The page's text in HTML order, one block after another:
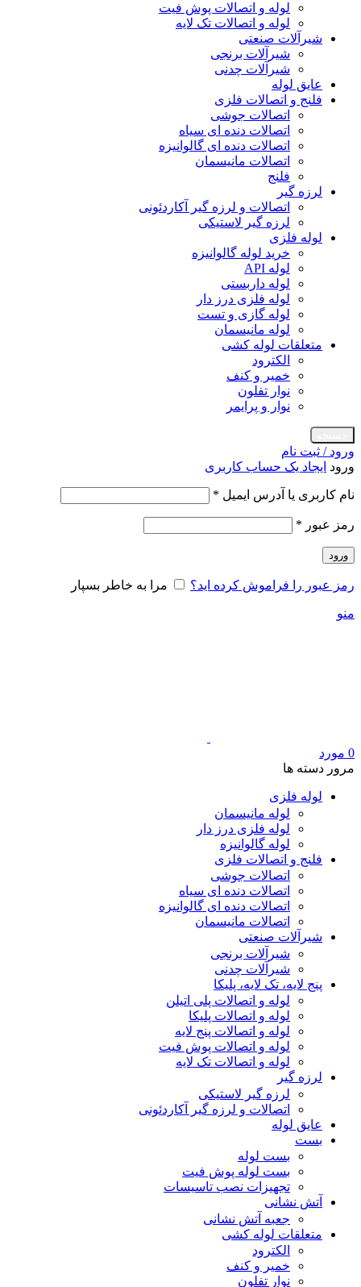
لوله و اتصالات پوش فیت
لوله و اتصالات تک لایه
شیرآلات صنعتی
شیرآلات برنجی
شیرآلات چدنی
عایق لوله
فلنج و اتصالات فلزی
اتصالات جوشی
اتصالات دنده ای سیاه
اتصالات دنده ای گالوانیزه
اتصالات مانیسمان
فلنج
لرزه گیر
اتصالات و لرزه گیر آکاردئونی
لرزه گیر لاستیکی
لوله فلزی
خرید لوله گالوانیزه
لوله API
لوله داربستی
لوله فلزی درز دار
لوله گازی و تست
لوله مانیسمان
متعلقات لوله کشی
الکترود
خمیر و کنف
نوار تفلون
نوار و پرایمر
ورود / ثبت نام
ورود ایجاد یک حساب کاربری
نام کاربری یا آدرس ایمیل *
رمز عبور *
ورود
رمز عبور را فراموش کرده اید؟ مرا به خاطر بسپار
منو
0 مورد
مرور دسته ها
لوله فلزی
لوله مانیسمان
لوله فلزی درز دار
لوله گالوانیزه
فلنج و اتصالات فلزی
اتصالات جوشی
اتصالات دنده ای سیاه
اتصالات دنده ای گالوانیزه
اتصالات مانیسمان
شیرآلات صنعتی
شیرآلات برنجی
شیرآلات چدنی
پنج لایه، تک لایه، پلیکا
لوله و اتصالات پلی اتیلن
لوله و اتصالات پلیکا
لوله و اتصالات پنج لایه
لوله و اتصالات پوش فیت
لوله و اتصالات تک لایه
لرزه گیر
لرزه گیر لاستیکی
اتصالات و لرزه گیر آکاردئونی
عایق لوله
بست
بست لوله
بست لوله پوش فیت
تجهیزات نصب تاسیسات
آتش نشانی
جعبه آتش نشانی
متعلقات لوله کشی
الکترود
خمیر و کنف
نوار تفلون